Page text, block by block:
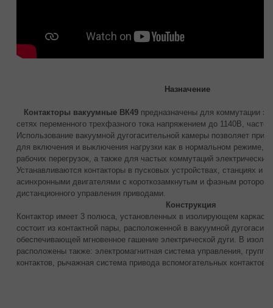
Назначение
Контакторы вакуумные ВК49 предназначены для коммутации
сетях переменного трехфазного тока напряжением до 1140В,
Использование вакуумной дугогасительной камеры позволяет
для включения и выключения нагрузки как в нормальном режиме,
рабочих перегрузок, а также для частых коммутаций электрических
Устанавливаются контакторы в пусковых устройствах, станциях и
асинхронными двигателями с короткозамкнутым и фазным
дистанционного управления приводами.
Конструкция
Контактор имеет 3 полюса, установленных в изолирующем
состоит из контактной пары, расположенной в вакуумной
обеспечивающей мгновенное гашение электрической дуги. В
расположены также: электромагнитная система управления,
контактов, рычажная система привода вспомогательных контактов.